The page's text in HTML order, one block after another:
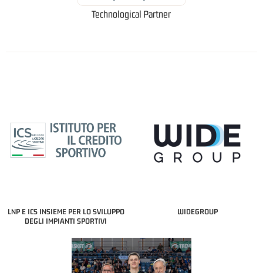
Technological Partner
LNP E ICS INSIEME PER LO SVILUPPO
DEGLI IMPIANTI SPORTIVI
WIDEGROUP